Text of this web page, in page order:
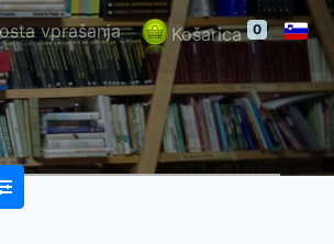
vprašanja Košarica 0